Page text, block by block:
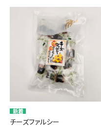
チーズファルシー